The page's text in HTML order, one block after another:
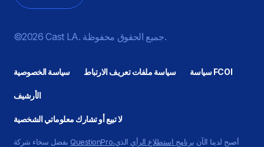
©2026 Cast LA. جميع الحقوق محفوظة.
سياسة الخصوصية سياسة ملفات تعريف الارتباط سياسة FCOI
الأرشيف
لا تبيع أو تشارك معلوماتي الشخصية
QuestionPro، أصبح لدينا الآن برنامج استطلاع الرأي الذي